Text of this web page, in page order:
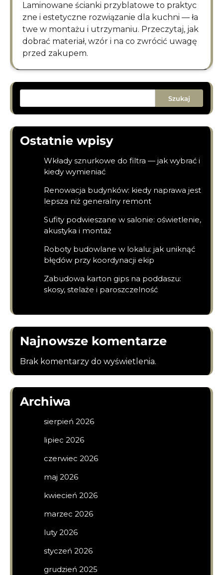
Laminowane ścianki przyblatowe to praktyc
zne i estetyczne rozwiązanie dla kuchni — ła
twe w montażu i utrzymaniu. Przeczytaj, jak
dobrać materiał, wzór i na co zwrócić uwagę
przed zakupem.
Szukaj
Ostatnie wpisy
Wkłady sznurkowe do filtra — jak wybrać i
kiedy wymieniać
Renowacja budynków: kiedy naprawa jest
lepsza niż generalny remont
Sufity podwieszane w salonie: oświetlenie,
akustyka i montaż
Roboty budowlane w lokalu: jak uniknąć
błędów przy koordynacji ekip
Zabudowa karton gips na poddaszu:
skosy, stelaże i paroszczelność
Najnowsze komentarze
Brak komentarzy do wyświetlenia.
Archiwa
sierpień 2026
lipiec 2026
czerwiec 2026
maj 2026
kwiecień 2026
marzec 2026
luty 2026
styczeń 2026
grudzień 2025